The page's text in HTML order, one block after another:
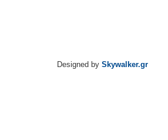
Designed by Skywalker.gr